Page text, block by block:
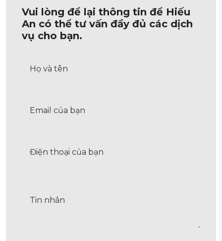
Vui lòng để lại thông tin để Hiếu
An có thể tư vấn đầy đủ các dịch
vụ cho bạn.